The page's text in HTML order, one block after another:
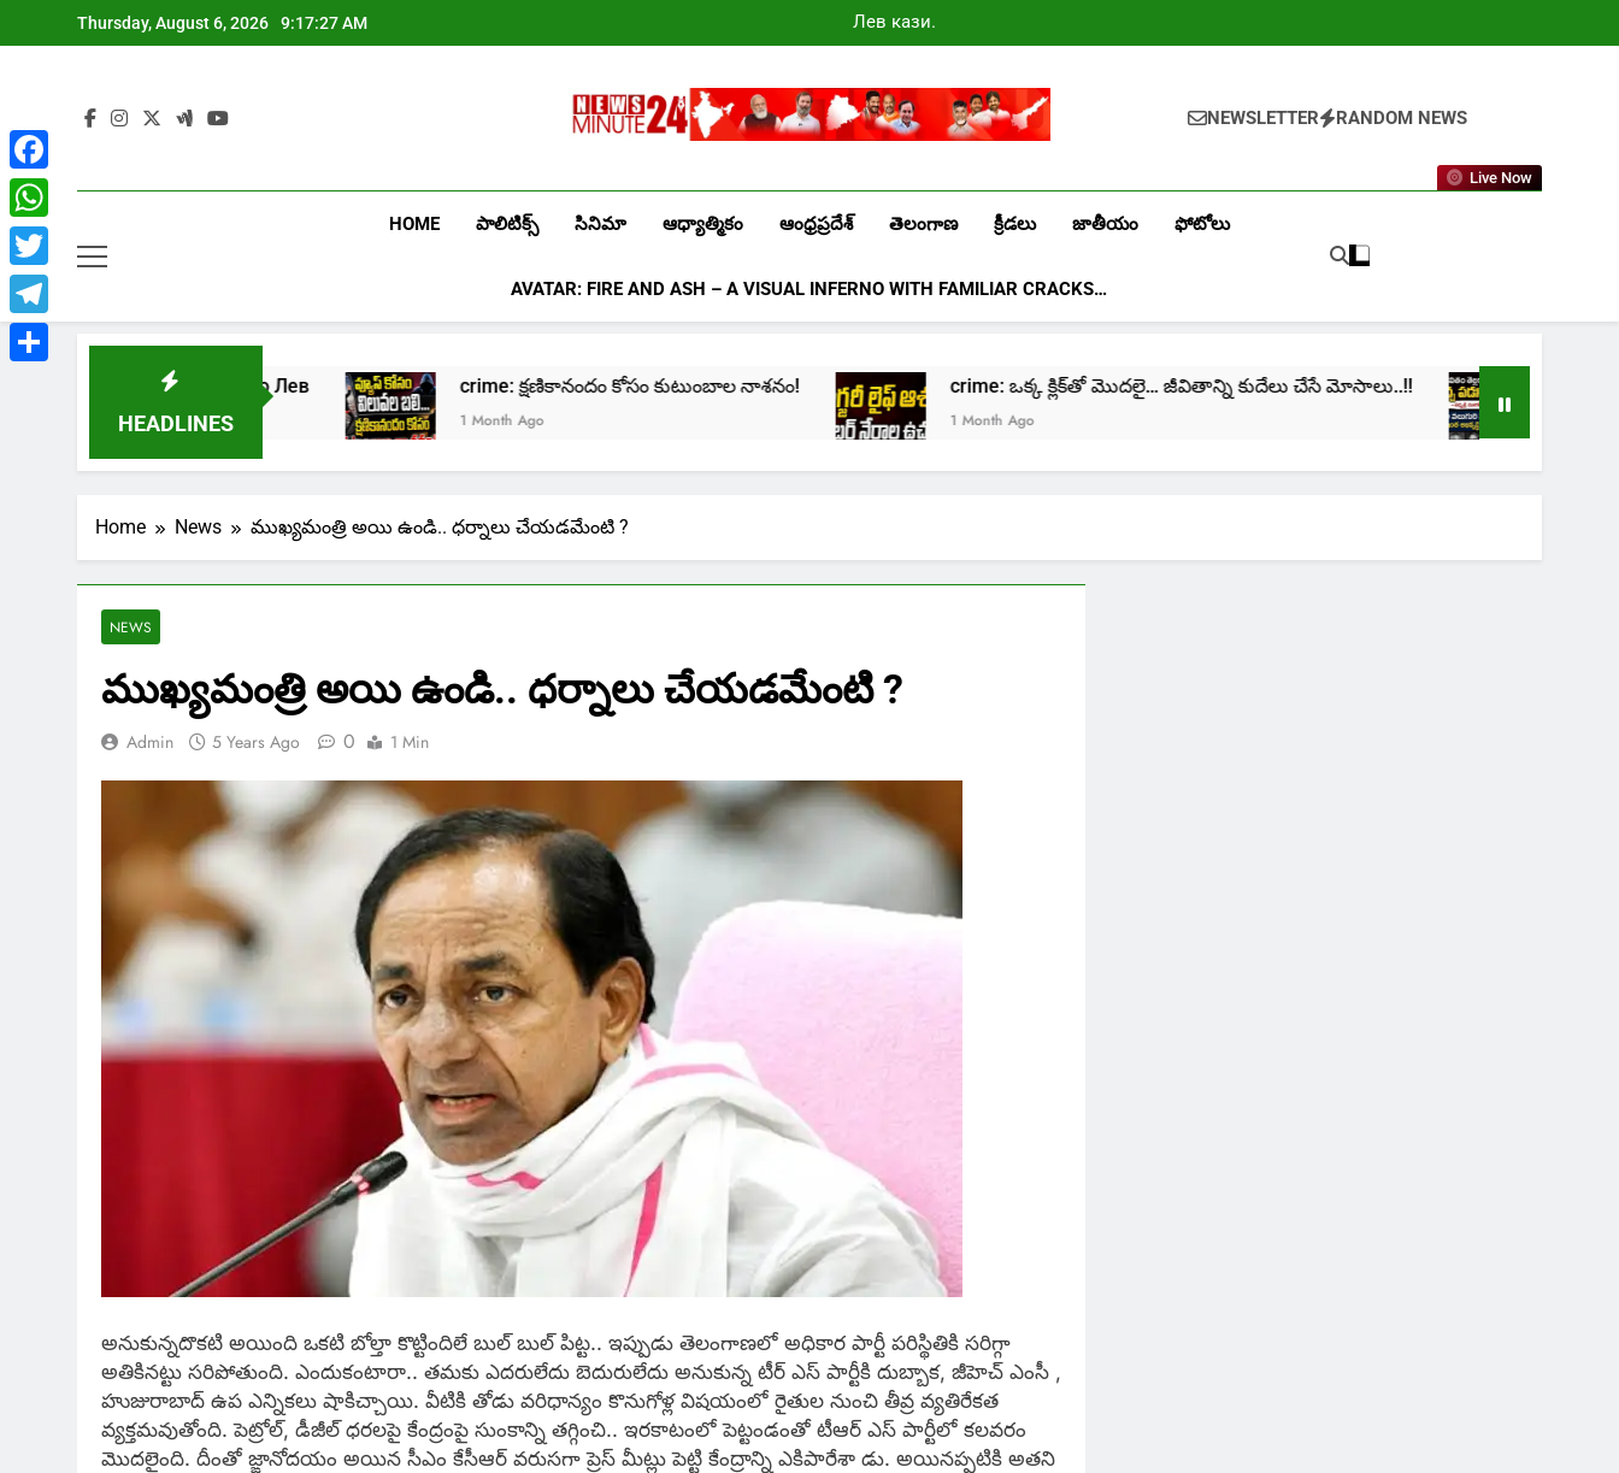
to
Thursday, August 6, 2026 9:17:28 AM
Лев казино
промокоды
Newsminute24
NEWSLETTER RANDOM NEWS
Live Now
HOME పాలిటిక్స్ సినిమా ఆధ్యాత్మికం ఆంధ్రప్రదేశ్ తెలంగాణ క్రీడలు జాతీయం ఫోటోలు
AVATAR: FIRE AND ASH – A VISUAL INFERNO WITH FAMILIAR CRACKS…
HEADLINES
в онлайн казино Лев crime: క్షణికానందం కోసం కుటుంబాల నాశనం!
1 Month Ago
crime: ఒక్క క్లిక్‌తో మొదలై… జీవితాన్ని కుదేలు చేసే మోసాలు..!!
1 Month Ago
Home News ముఖ్యమంత్రి అయి ఉండి.. ధర్నాలు చేయడమేంటి ?
NEWS
ముఖ్యమంత్రి అయి ఉండి.. ధర్నాలు చేయడమేంటి ?
Admin 5 Years Ago 0 1 Min
అనుకున్న‌దొక‌టి అయింది ఒక‌టి బోల్తా కొట్టిందిలే బుల్ బుల్ పిట్ట.. ఇప్పుడు తెలంగాణ‌లో అధికార పార్టీ ప‌రిస్థితికి స‌రిగ్గా
అతికిన‌ట్టు స‌రిపోతుంది. ఎందుకంటారా.. త‌మ‌కు ఎద‌రులేదు బెదురులేదు అనుకున్న టీర్ ఎస్ పార్టీకి దుబ్బాక‌, జీహెచ్ ఎంసీ ,
హుజురాబాద్ ఉప ఎన్నిక‌లు షాకిచ్చాయి. వీటికి తోడు వ‌రిధాన్యం కొనుగోళ్ల విష‌యంలో రైతుల నుంచి తీవ్ర వ్య‌తిరేక‌త
వ్య‌క్త‌మవుతోంది. పెట్రోల్‌, డీజీల్ ధ‌ర‌ల‌పై కేంద్రంపై సుంకాన్ని త‌గ్గించి.. ఇర‌కాటంలో పెట్టండంతో టీఆర్ ఎస్ పార్టీలో క‌ల‌వ‌రం
మొద‌లైంది. దీంతో జ్ఙానోద‌యం అయిన సీఎం కేసీఆర్ వ‌రుస‌గా ప్రెస్ మీట్లు పెట్టి కేంద్రాన్ని ఎకిపారేశా డు. అయిన‌ప్ప‌టికి అత‌ని
Facebook
WhatsApp
Twitter
Telegram